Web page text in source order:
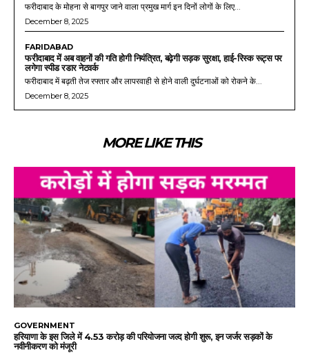
फरीदाबाद के मोहना से बागपुर जाने वाला प्रमुख मार्ग इन दिनों लोगों के लिए...
December 8, 2025
FARIDABAD
फरीदाबाद में अब वाहनों की गति होगी नियंत्रित, बढ़ेगी सड़क सुरक्षा, हाई-रिस्क रूट्स पर
लगेगा स्पीड रडार नेटवर्क
फरीदाबाद में बढ़ती तेज रफ्तार और लापरवाही से होने वाली दुर्घटनाओं को रोकने के...
December 8, 2025
MORE LIKE THIS
GOVERNMENT
हरियाणा के इस जिले में 4.53 करोड़ की परियोजना जल्द होगी शुरू, इन जर्जर सड़कों के
नवीनीकरण को मंजूरी